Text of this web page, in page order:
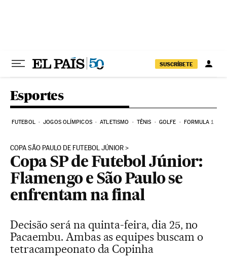
SUSCRÍBETE
Esportes
FUTEBOL JOGOS OLÍMPICOS ATLETISMO TÊNIS GOLFE FORMULA 1
COPA SÃO PAULO DE FUTEBOL JÚNIOR
Copa SP de Futebol Júnior:
Flamengo e São Paulo se
enfrentam na final
Decisão será na quinta-feira, dia 25, no
Pacaembu. Ambas as equipes buscam o
tetracampeonato da Copinha